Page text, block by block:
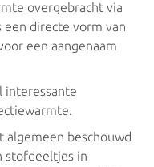
overgebracht via
directe vorm van
een aangenaam
interessante
beschouwd
stofdeeltjes in